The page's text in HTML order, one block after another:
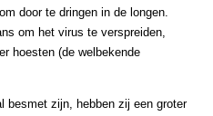
door te dringen in de longen.
om het virus te verspreiden,
hoesten (de welbekende
besmet zijn, hebben zij een groter